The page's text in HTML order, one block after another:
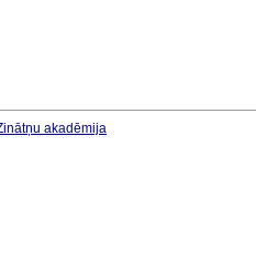
akadēmija